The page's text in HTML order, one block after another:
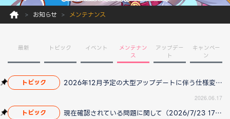
お知らせ メンテナンス
最新 トピック イベント
メンテナン
ス
アップデー
ト
キャンペー
ン
トピック 2026年12月予定の大型アップデートに伴う仕様変更のお知らせ
2026.06.17
トピック 現在確認されている問題に関して（2026/7/23 17:00更新）